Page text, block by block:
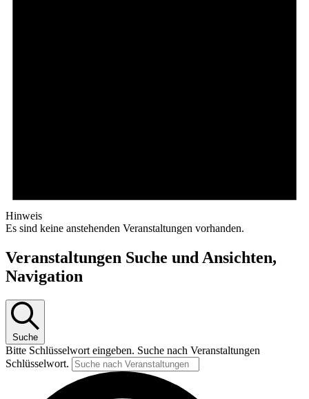
Hinweis
Es sind keine anstehenden Veranstaltungen vorhanden.
Veranstaltungen Suche und Ansichten,
Navigation
Suche
Bitte Schlüsselwort eingeben. Suche nach Veranstaltungen
Schlüsselwort.